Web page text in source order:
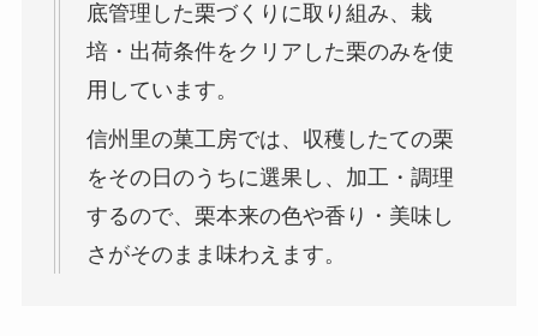
底管理した栗づくりに取り組み、栽
培・出荷条件をクリアした栗のみを使
用しています。
信州里の菓工房では、収穫したての栗
をその日のうちに選果し、加工・調理
するので、栗本来の色や香り・美味し
さがそのまま味わえます。